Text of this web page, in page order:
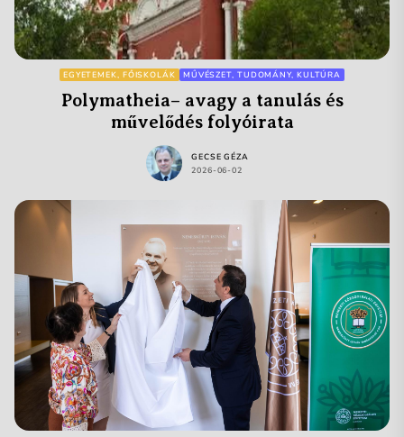
EGYETEMEK, FŐISKOLÁK MŰVÉSZET, TUDOMÁNY, KULTÚRA
Polymatheia– avagy a tanulás és
művelődés folyóirata
GECSE GÉZA
2026-06-02